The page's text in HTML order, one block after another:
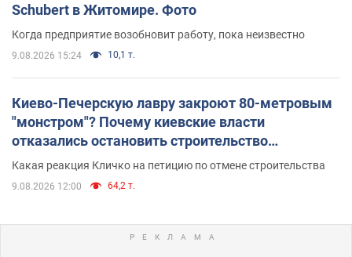
Schubert в Житомире. Фото
Когда предприятие возобновит работу, пока неизвестно
9.08.2026 15:24 10,1 т.
Киево-Печерскую лавру закроют 80-метровым
"монстром"? Почему киевские власти
отказались остановить строительство
небоскреба "московского верующего"
Какая реакция Кличко на петицию по отмене строительства
9.08.2026 12:00 64,2 т.